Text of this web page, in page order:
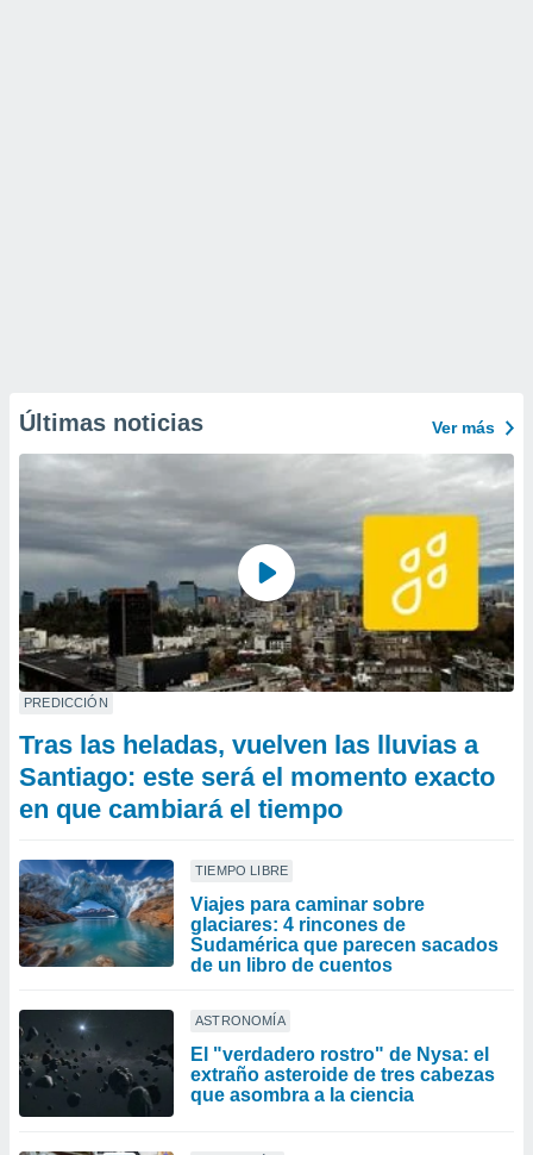
Últimas noticias Ver más
PREDICCIÓN
Tras las heladas, vuelven las lluvias a
Santiago: este será el momento exacto
en que cambiará el tiempo
TIEMPO LIBRE
Viajes para caminar sobre
glaciares: 4 rincones de
Sudamérica que parecen sacados
de un libro de cuentos
ASTRONOMÍA
El "verdadero rostro" de Nysa: el
extraño asteroide de tres cabezas
que asombra a la ciencia